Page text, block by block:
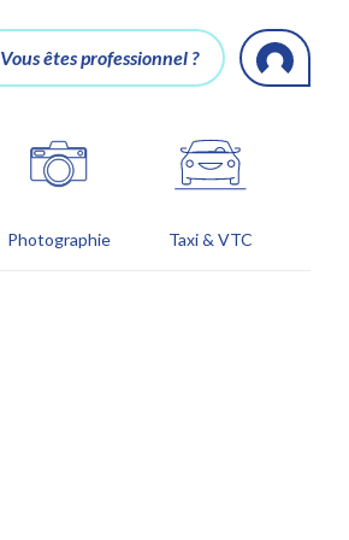
Vous êtes professionnel ?
Photographie Taxi & VTC